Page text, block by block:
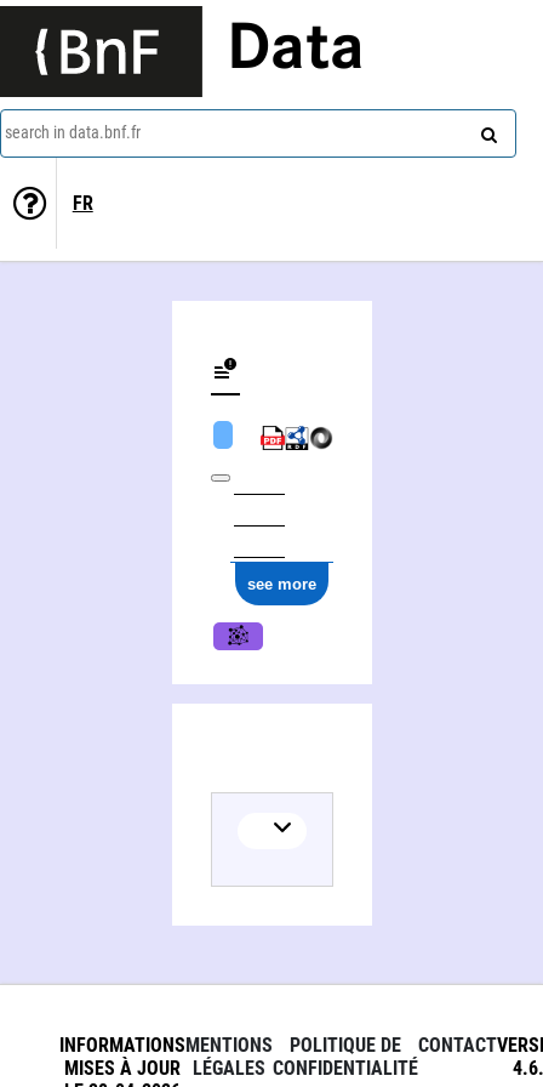
Data
search in data.bnf.fr
FR
see more
INFORMATIONS
MISES À JOUR
MENTIONS
LÉGALES
POLITIQUE DE
CONFIDENTIALITÉ
CONTACT